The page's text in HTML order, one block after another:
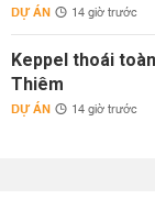
DỰ ÁN 14 giờ trước
Keppel thoái
Thiêm
DỰ ÁN 14 giờ trước